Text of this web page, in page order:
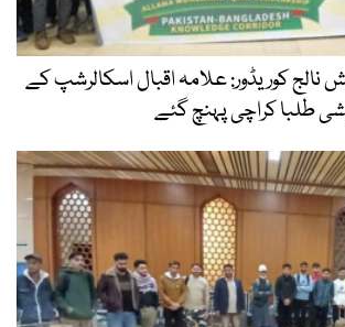
نالج کوریڈور: علامہ اقبال اسکالرشپ کے